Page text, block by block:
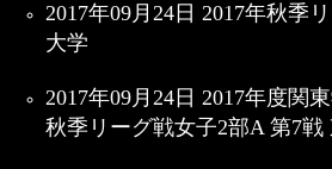
2017年09月24日 2017年秋季
大学
2017年09月24日 2017年度関
秋季リーグ戦女子2部A 第7戦